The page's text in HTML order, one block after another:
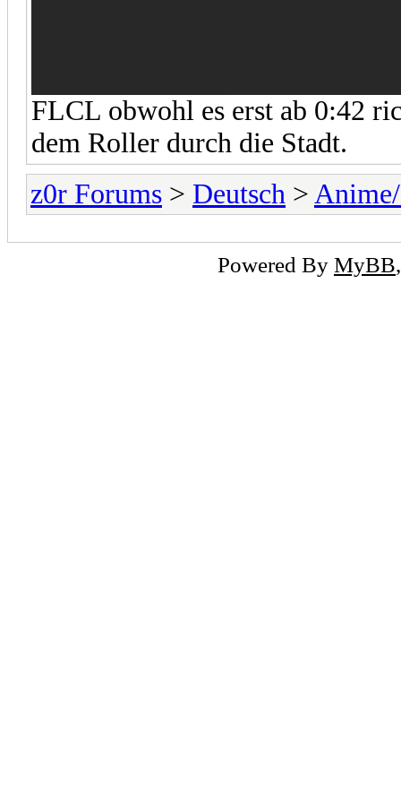
FLCL obwohl es erst ab 0:42
dem Roller durch die Stadt.
z0r Forums > Deutsch >
Powered By MyBB